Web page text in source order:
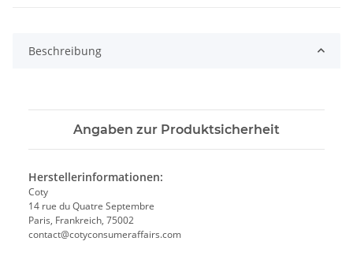
Beschreibung
Angaben zur Produktsicherheit
Herstellerinformationen:
Coty
14 rue du Quatre Septembre
Paris, Frankreich, 75002
contact@cotyconsumeraffairs.com